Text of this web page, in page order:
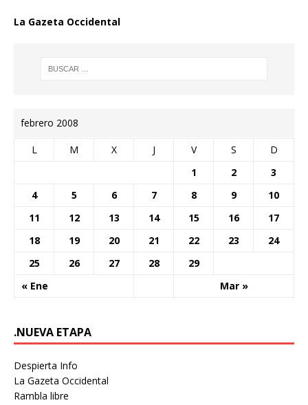
La Gazeta Occidental
febrero 2008
L M X J V S D
« Ene Mar »
1 2
3
4
5 6 7 8 9
10
11
12 13 14 15 16
17
18
19 20 21 22 23
24
25
26 27 28 29
.NUEVA ETAPA
Despierta Info
La Gazeta Occidental
Rambla libre